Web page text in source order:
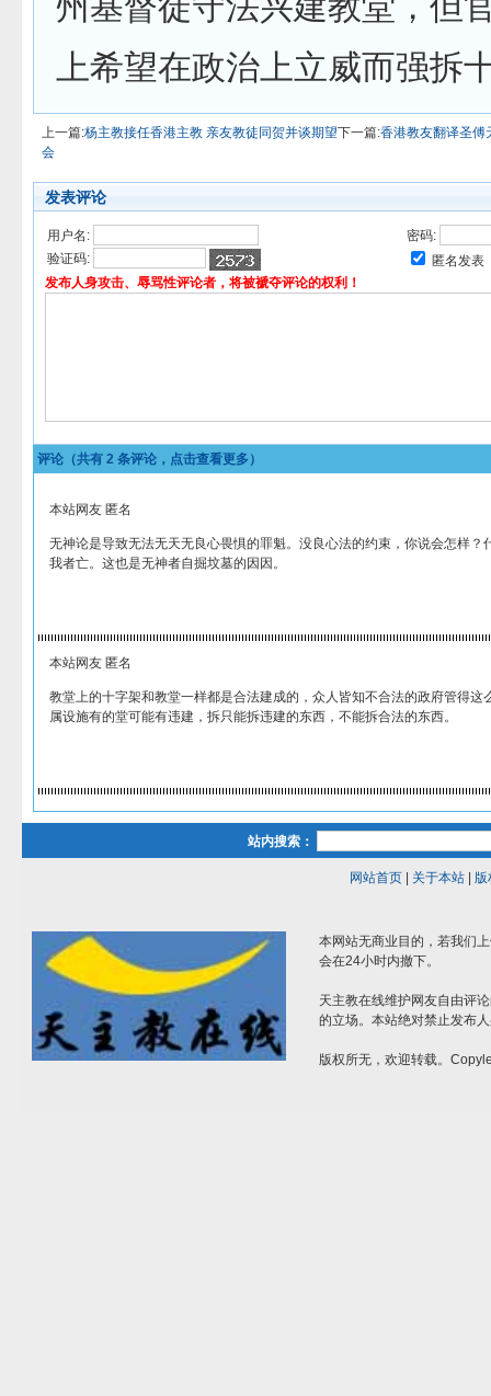
上希望在政治上立威而强拆
上一篇:杨主教接任香港主教 亲友教徒同贺并谈期望下一篇:香港教友翻译圣傅
会
发表评论
用户名:
密码:
验证码:
匿名发表
发布人身攻击、辱骂性评论者，将被褫夺评论的权利！
评论（共有 2 条评论，点击查看更多）
本站网友 匿名
无神论是导致无法无天无良心畏惧的罪魁。没良心法的约束，你说会怎样？
我者亡。这也是无神者自掘坟墓的因因。
本站网友 匿名
教堂上的十字架和教堂一样都是合法建成的，众人皆知不合法的政府管得这
属设施有的堂可能有违建，拆只能拆违建的东西，不能拆合法的东西。
站内搜索：
网站首页| 关于本站| 版
本网站无商业目的，若我们
会在24小时内撤下。
天主教在线维护网友自由评
的立场。本站绝对禁止发布
版权所无，欢迎转载。